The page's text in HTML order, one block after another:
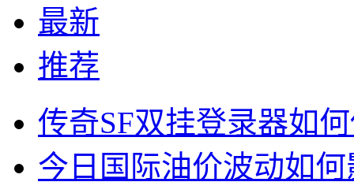
最新
推荐
传奇SF双挂登录器如
今日国际油价波动如